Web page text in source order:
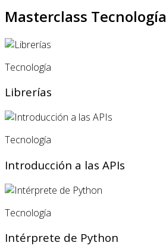
Masterclass Tecnología
Tecnología
Librerías
Tecnología
Introducción a las APIs
Tecnología
Intérprete de Python